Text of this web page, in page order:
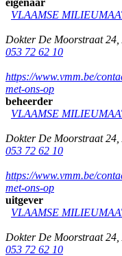
VLAAMSE
Dokter De Moorstraat 24
053 72 62 10
https://www.vmm.be/
met-ons-op
beheerder
VLAAMSE
Dokter De Moorstraat 24
053 72 62 10
https://www.vmm.be/
met-ons-op
uitgever
VLAAMSE
Dokter De Moorstraat 24
053 72 62 10